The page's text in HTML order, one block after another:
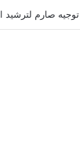
توجيه صارم لترشيد